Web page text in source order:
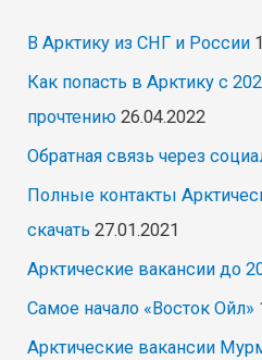
В Арктику из СНГ и России
Как попасть в Арктику с
прочтению 26.04.2022
Обратная связь через
Полные контакты
скачать 27.01.2021
Арктические вакансии до
Самое начало «Восток Ойл»
Арктические вакансии